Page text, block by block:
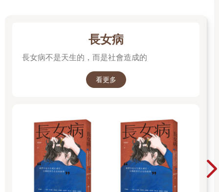
造成人類傷亡的種類。科學家強調，另一場流感世界大流行幾乎
不可避免，但是並不必然由病毒株H5N1發展而成，也有可能是另
一株完全不同的病毒引起，二十世紀的三次流感世界大流行是由
非常強的新病毒株。美國疾病控制及預防中心每年都追蹤在美國
廣泛巡迴的流感病毒株，在2004-2005年流感季節時，主要病毒株
世界衛生組織持續監測全世界的流感病例，依賴來源廣大的網路
得來資訊，包括全世界各地的政府衛生機構、大學實驗室科學家
及國際組織所提供，而世界衛生組織已經發展出一種有關流感世
界大流行在何處發生的鑑定系統，該系統分為6個階段：
● 第一階段─在人及動物未發現新的流感病毒。
● 第二階段─沒有新的流感病毒在環境中巡迴，但是從前已知之動
物病毒對人會造成危險。
長女病
長女病不是天生的，而是社會造成的
看更多